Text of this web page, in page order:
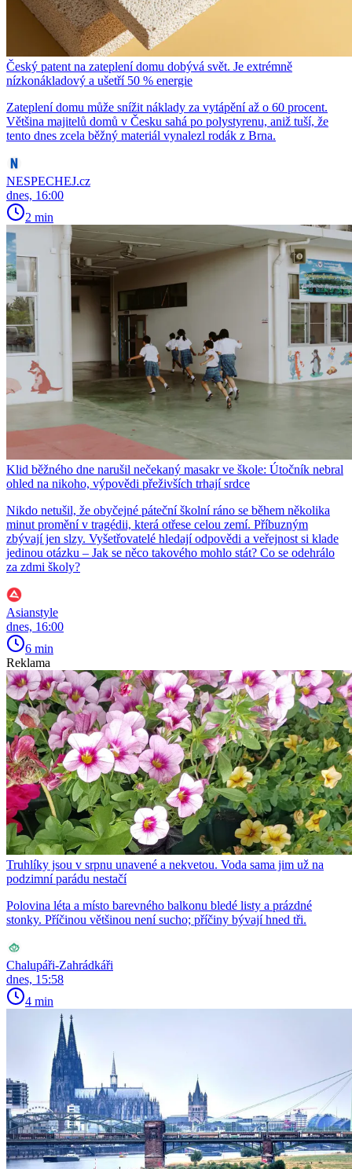
Český patent na zateplení domu dobývá svět. Je extrémně
nízkonákladový a ušetří 50 % energie
Zateplení domu může snížit náklady za vytápění až o 60 procent.
Většina majitelů domů v Česku sahá po polystyrenu, aniž tuší, že
tento dnes zcela běžný materiál vynalezl rodák z Brna.
NESPECHEJ.cz
dnes, 16:00
2 min
Klid běžného dne narušil nečekaný masakr ve škole: Útočník nebral
ohled na nikoho, výpovědi přeživších trhají srdce
Nikdo netušil, že obyčejné páteční školní ráno se během několika
minut promění v tragédii, která otřese celou zemí. Příbuzným
zbývají jen slzy. Vyšetřovatelé hledají odpovědi a veřejnost si klade
jedinou otázku – Jak se něco takového mohlo stát? Co se odehrálo
za zdmi školy?
Asianstyle
dnes, 16:00
6 min
Reklama
Truhlíky jsou v srpnu unavené a nekvetou. Voda sama jim už na
podzimní parádu nestačí
Polovina léta a místo barevného balkonu bledé listy a prázdné
stonky. Příčinou většinou není sucho; příčiny bývají hned tři.
Chalupáři-Zahrádkáři
dnes, 15:58
4 min